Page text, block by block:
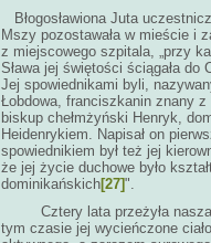
Błogosławiona Juta
Mszy pozostawała w mieście i
z miejscowego szpitala, „przy
Sława jej świętości
Jej spowiednikami byli,
Łobdowa, franciszkanin znany
biskup chełmżyński Henryk,
Heidenrykiem. Napisał on
spowiednikiem był też jej
że jej życie duchowe było
dominikańskich[27]".
Cztery lata przeżyła nasza
tym czasie jej wycieńczone